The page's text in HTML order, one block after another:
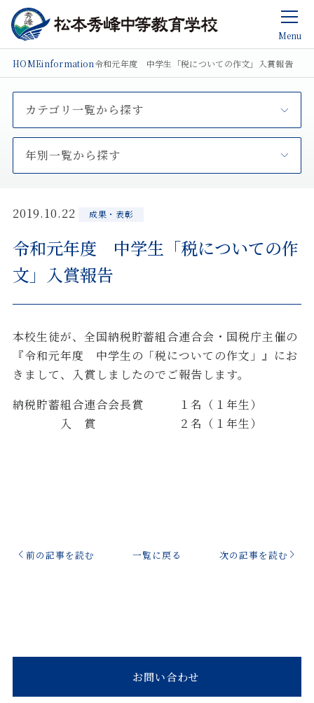
Menu
HOMEinformation令和元年度 中学生「税についての作文」入賞報告
カテゴリ一覧から探す
年別一覧から探す
2019.10.22 成果・表彰
令和元年度 中学生「税についての作
文」入賞報告
本校生徒が、全国納税貯蓄組合連合会・国税庁主催の
『令和元年度 中学生の「税についての作文」』にお
きまして、入賞しましたのでご報告します。
納税貯蓄組合連合会長賞 １名（１年生）
入 賞 ２名（１年生）
前の記事を読む 一覧に戻る 次の記事を読む
お問い合わせ